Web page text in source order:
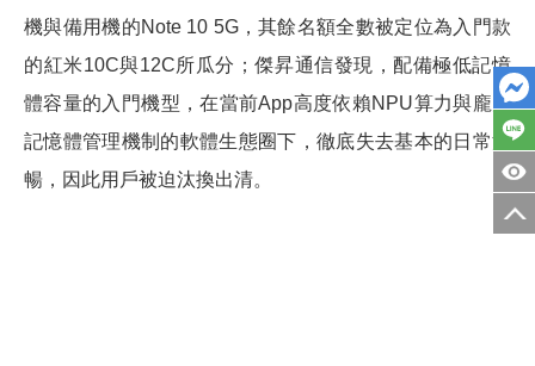
機與備用機的Note 10 5G，其餘名額全數被定位為入門款
的紅米10C與12C所瓜分；傑昇通信發現，配備極低記憶
體容量的入門機型，在當前App高度依賴NPU算力與龐大
記憶體管理機制的軟體生態圈下，徹底失去基本的日常流
暢，因此用戶被迫汰換出清。